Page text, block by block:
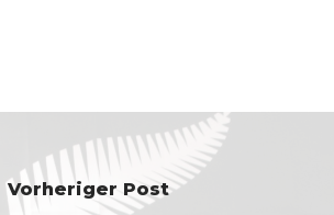
Vorheriger Post